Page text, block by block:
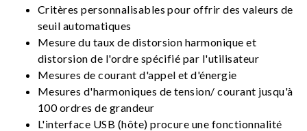
Critères personnalisables pour offrir des valeurs de
seuil automatiques
Mesure du taux de distorsion harmonique et
distorsion de l'ordre spécifié par l'utilisateur
Mesures de courant d'appel et d'énergie
Mesures d'harmoniques de tension/ courant jusqu'à
100 ordres de grandeur
L'interface USB (hôte) procure une fonctionnalité